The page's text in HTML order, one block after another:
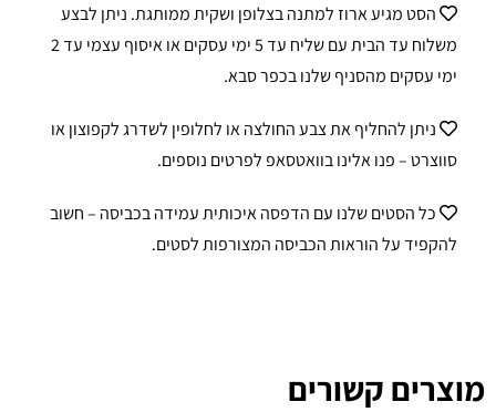
הסט מגיע ארוז למתנה בצלופן ושקית ממותגת. ניתן לבצע
משלוח עד הבית עם שליח עד 5 ימי עסקים או איסוף עצמי עד 2
ימי עסקים מהסניף שלנו בכפר סבא.
ניתן להחליף את צבע החולצה או לחלופין לשדרג לקפוצון או
סווצרט – פנו אלינו בוואטסאפ לפרטים נוספים.
כל הסטים שלנו עם הדפסה איכותית עמידה בכביסה – חשוב
להקפיד על הוראות הכביסה המצורפות לסטים.
מוצרים קשורים